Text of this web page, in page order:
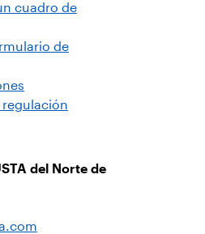
cuadro de
de
del Norte de